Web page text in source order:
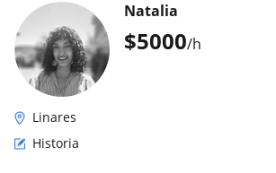
$5000/h
Natalia
Linares
Historia